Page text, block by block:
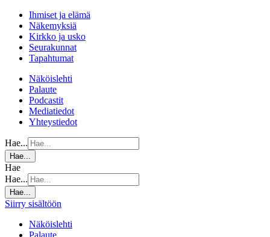
Ihmiset ja elämä
Näkemyksiä
Kirkko ja usko
Seurakunnat
Tapahtumat
Näköislehti
Palaute
Podcastit
Mediatiedot
Yhteystiedot
Hae...
Hae...
Hae
Hae...
Hae...
Siirry sisältöön
Näköislehti
Palaute